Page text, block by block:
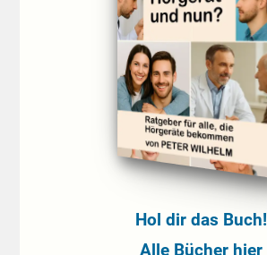
Hol dir das Buch!
Alle Bücher hier